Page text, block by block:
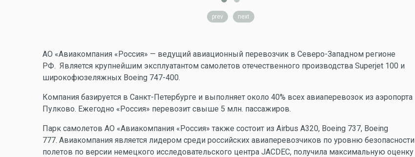
prev next
АО «Авиакомпания «Россия» — ведущий авиационный перевозчик в Северо-Западном регионе
РФ. Является крупнейшим эксплуатантом самолетов отечественного производства Superjet 100 и
широкофюзеляжных Boeing 747-400.
Компания базируется в Санкт-Петербурге и выполняет около 40% всех авиаперевозок из аэропорта
Пулково. Ежегодно «Россия» перевозит свыше 5 млн. пассажиров.
Парк самолетов АО «Авиакомпания «Россия» также состоит из Airbus A320, Boeing 737, Boeing
777. Авиакомпания является лидером среди российских авиаперевозчиков по уровню безопасности
полетов по версии немецкого исследовательского центра JACDEC, получила максимальную оценку